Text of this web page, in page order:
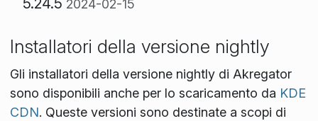
2024-02-15
Installatori della versione nightly
Gli installatori della versione nightly di Akregator
sono disponibili anche per lo scaricamento da KDE
CDN. Queste versioni sono destinate a scopi di